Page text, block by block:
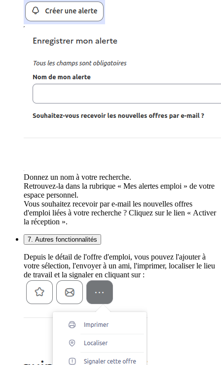
Donnez un nom à votre recherche.
Retrouvez-la dans la rubrique « Mes alertes emploi » de votre
espace personnel.
Vous souhaitez recevoir par e-mail les nouvelles offres
d'emploi liées à votre recherche ? Cliquez sur le lien « Activer
la réception ».
7. Autres fonctionnalités
Depuis le détail de l'offre d'emploi, vous pouvez l'ajouter à
votre sélection, l'envoyer à un ami, l'imprimer, localiser le lieu
de travail et la signaler en cliquant sur :